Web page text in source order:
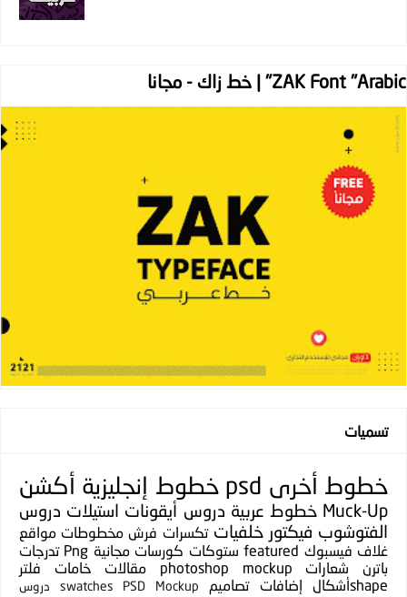
ZAK Font "Arabic" | خط زاك - مجانا
تسميات
خطوط أخرى psd خطوط إنجليزية أكشن
Muck-Up خطوط عربية دروس أيقونات استيلات دروس
الفتوشوب فيكتور خلفيات تكسرات فرش مخطوطات مواقع
غلاف فيسبوك featured ستوكات كورسات مجانية Png تدرجات
باترن
شعارات photoshop mockup مقالات خامات
فلتر
shapeأشكال
إضافات تصاميم PSD Mockup
swatches
دروس